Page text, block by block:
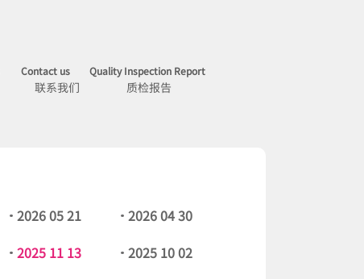
Contact us Quality Inspection Report
联系我们 质检报告
2026 05 21
2026 04 30
2025 11 13
2025 10 02